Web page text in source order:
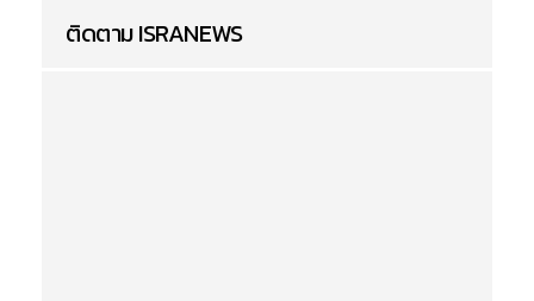
ติดตาม ISRANEWS